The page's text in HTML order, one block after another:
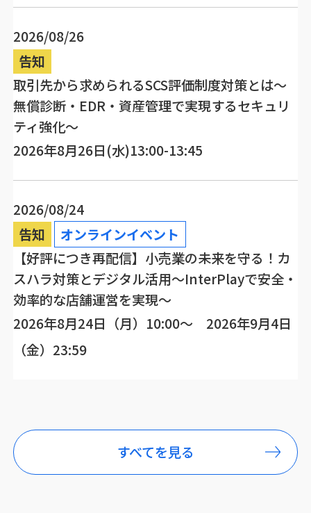
2026/08/26
告知
取引先から求められるSCS評価制度対策とは～
無償診断・EDR・資産管理で実現するセキュリ
ティ強化～
2026年8月26日(水)13:00-13:45
2026/08/24
告知
オンラインイベント
【好評につき再配信】小売業の未来を守る！カ
スハラ対策とデジタル活用～InterPlayで安全・
効率的な店舗運営を実現～
2026年8月24日（月）10:00～ 2026年9月4日
（金）23:59
すべてを見る